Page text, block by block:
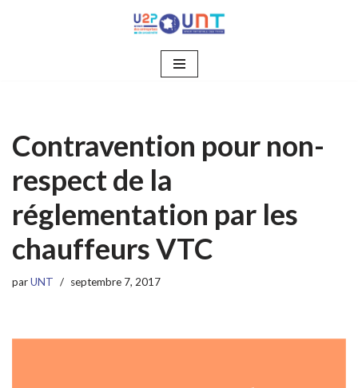
Contravention pour non-
respect de la
réglementation par les
chauffeurs VTC
parUNT septembre 7, 2017